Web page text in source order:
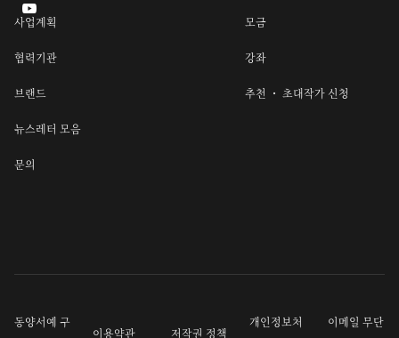
사업계획
협력기관
브랜드
뉴스레터 모음
문의
모금
강좌
추천 ・ 초대작가 신청
동양서예 구
이용약관 저작권 정책
개인정보처
이메일 무단
